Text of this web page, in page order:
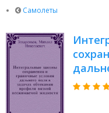
Самолеты